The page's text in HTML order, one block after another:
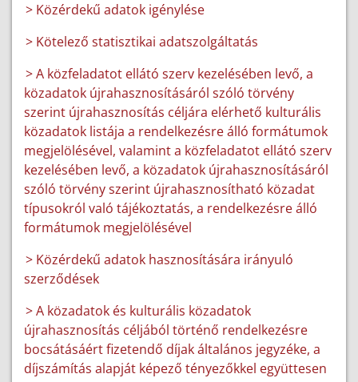
> Közérdekű adatok igénylése
> Kötelező statisztikai adatszolgáltatás
> A közfeladatot ellátó szerv kezelésében levő, a
közadatok újrahasznosításáról szóló törvény
szerint újrahasznosítás céljára elérhető kulturális
közadatok listája a rendelkezésre álló formátumok
megjelölésével, valamint a közfeladatot ellátó szerv
kezelésében levő, a közadatok újrahasznosításáról
szóló törvény szerint újrahasznosítható közadat
típusokról való tájékoztatás, a rendelkezésre álló
formátumok megjelölésével
> Közérdekű adatok hasznosítására irányuló
szerződések
> A közadatok és kulturális közadatok
újrahasznosítás céljából történő rendelkezésre
bocsátásáért fizetendő díjak általános jegyzéke, a
díjszámítás alapját képező tényezőkkel együttesen